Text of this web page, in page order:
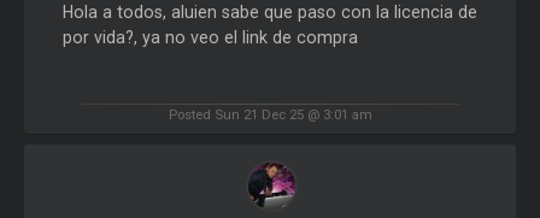
Hola a todos, aluien sabe que paso con la licencia de
por vida?, ya no veo el link de compra
Posted Sun 21 Dec 25 @ 3:01 am